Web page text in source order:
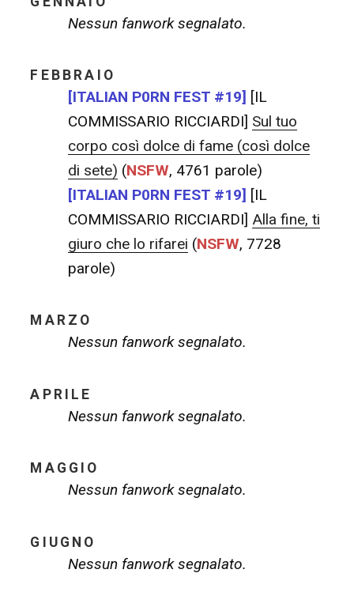
Nessun fanwork segnalato.
FEBBRAIO
[ITALIAN P0RN FEST #19] [IL
COMMISSARIO RICCIARDI] Sul tuo
corpo così dolce di fame (così dolce
di sete) (NSFW, 4761 parole)
[ITALIAN P0RN FEST #19] [IL
COMMISSARIO RICCIARDI] Alla fine, ti
giuro che lo rifarei (NSFW, 7728
parole)
MARZO
Nessun fanwork segnalato.
APRILE
Nessun fanwork segnalato.
MAGGIO
Nessun fanwork segnalato.
GIUGNO
Nessun fanwork segnalato.